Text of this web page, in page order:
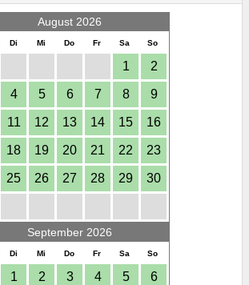
August 2026
Di Mi Do Fr Sa So
1 2
4 5 6 7 8 9
11 12 13 14 15 16
18 19 20 21 22 23
25 26 27 28 29 30
September 2026
Di Mi Do Fr Sa So
1 2 3 4 5 6